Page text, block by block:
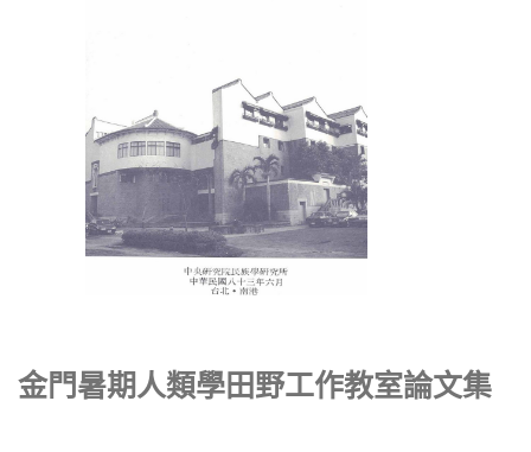
金門暑期人類學田野工作教室論文集